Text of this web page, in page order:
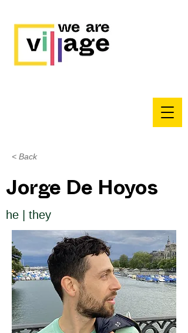
< Back
Jorge De Hoyos
he | they